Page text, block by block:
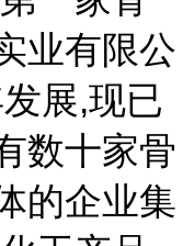
业有限公
展,现已
数十家骨
的企业集